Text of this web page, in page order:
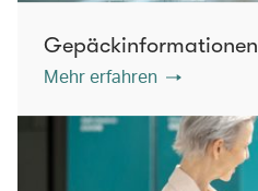
Gepäckinformationen
Mehr erfahren